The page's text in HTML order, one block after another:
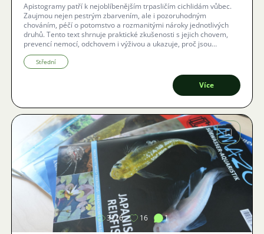
Apistogramy patří k nejoblíbenějším trpasličím cichlidám vůbec.
Zaujmou nejen pestrým zbarvením, ale i pozoruhodným
chováním, péčí o potomstvo a rozmanitými nároky jednotlivých
druhů. Tento text shrnuje praktické zkušenosti s jejich chovem,
prevencí nemocí, odchovem i výživou a ukazuje, proč jsou
cichlidky pro akvaristy tak přitažlivé.
Střední
Více
Obrázek
3126 16 1